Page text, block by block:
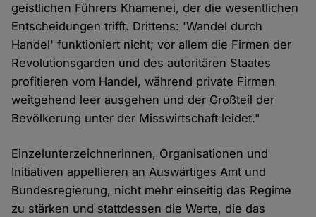
geistlichen Führers Khamenei, der die wesentlichen
Entscheidungen trifft. Drittens: 'Wandel durch
Handel' funktioniert nicht; vor allem die Firmen der
Revolutionsgarden und des autoritären Staates
profitieren vom Handel, während private Firmen
weitgehend leer ausgehen und der Großteil der
Bevölkerung unter der Misswirtschaft leidet."
Einzelunterzeichnerinnen, Organisationen und
Initiativen appellieren an Auswärtiges Amt und
Bundesregierung, nicht mehr einseitig das Regime
zu stärken und stattdessen die Werte, die das